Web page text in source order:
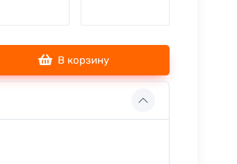
В корзину